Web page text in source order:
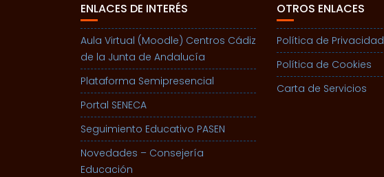
ENLACES DE INTERÉS
Aula Virtual (Moodle) Centros Cádiz
de la Junta de Andalucía
Plataforma Semipresencial
Portal SENECA
Seguimiento Educativo PASEN
Novedades – Consejería
Educación
OTROS ENLACES
Política de Privacidad
Política de Cookies
Carta de Servicios